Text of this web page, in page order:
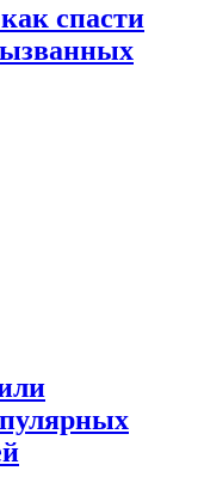
спасти